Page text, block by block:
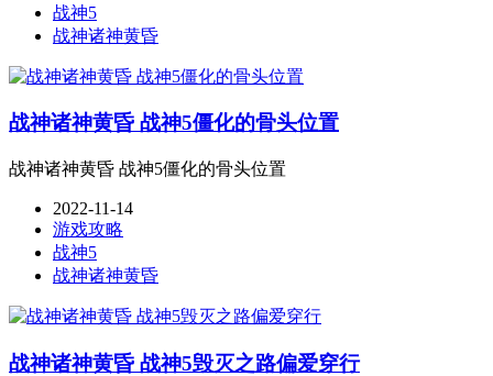
战神5
战神诸神黄昏
战神诸神黄昏 战神5僵化的骨头位置
战神诸神黄昏 战神5僵化的骨头位置
2022-11-14
游戏攻略
战神5
战神诸神黄昏
战神诸神黄昏 战神5毁灭之路偏爱穿行